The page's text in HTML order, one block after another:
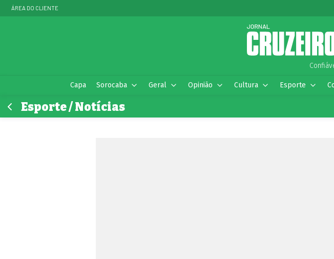
ÁREA DO CLIENTE
Capa Sorocaba Geral Opinião Cultura Esporte
Esporte / Notícias